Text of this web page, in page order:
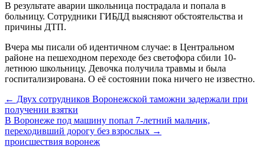
В результате аварии школьница пострадала и попала в
больницу. Сотрудники ГИБДД выясняют обстоятельства и
причины ДТП.
Вчера мы писали об идентичном случае: в Центральном
районе на пешеходном переходе без светофора сбили 10-
летнюю школьницу. Девочка получила травмы и была
госпитализирована. О её состоянии пока ничего не известно.
← Двух сотрудников Воронежской таможни задержали при
получении взятки
В Воронеже под машину попал 7-летний мальчик,
переходивший дорогу без взрослых →
происшествия воронеж